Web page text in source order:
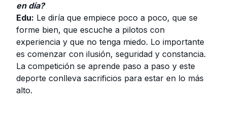
en día?
Edu: Le diría que empiece poco a poco, que se
forme bien, que escuche a pilotos con
experiencia y que no tenga miedo. Lo importante
es comenzar con ilusión, seguridad y constancia.
La competición se aprende paso a paso y este
deporte conlleva sacrificios para estar en lo más
alto.